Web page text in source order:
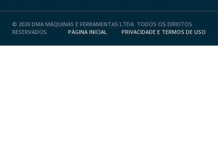
© 2026 DMA MÁQUINAS E FERRAMENTAS LTDA. TODOS OS DIREITOS
RESERVADOS.
PÁGINA INICIAL PRIVACIDADE E TERMOS DE USO